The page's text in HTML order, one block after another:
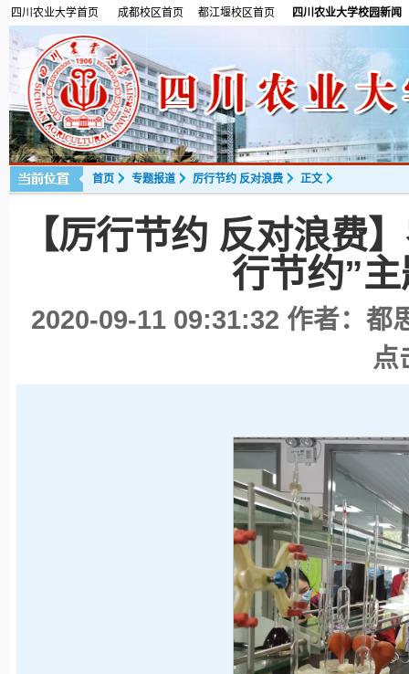
四川农业大学首页 成都校区首页 都江堰校区首页 四川农业大学校园新闻
首页 专题报道 厉行节约 反对浪费 正文
【厉行节约 反对浪费
行节约”
2020-09-11 09:31:32 作者：都
点